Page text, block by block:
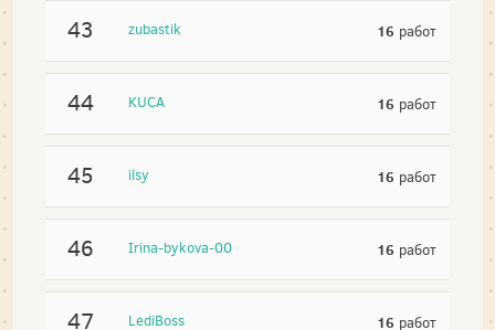
43 zubastik 16 работ
44 KUCA 16 работ
45 ilsy 16 работ
46 Irina-bykova-00 16 работ
47 LediBoss 16 работ